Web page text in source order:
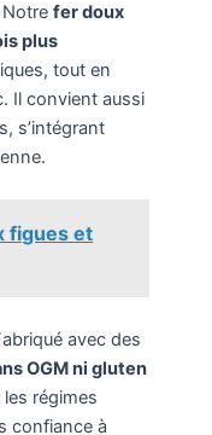
Notrefer doux
plus
tout en
Il convient aussi
s’intégrant
figues et
avec des
OGM ni gluten
régimes
confiance à